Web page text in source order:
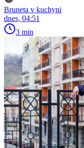
Bruneta v kuchyni
dnes, 04:51
3 min